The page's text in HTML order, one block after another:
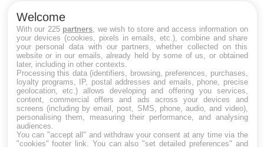
Maladie de Charcot (Sclérose latérale
amyotrophique)
Welcome
With our 225 partners , we wish to store and access information on
your devices (cookies, pixels in emails, etc.), combine and share
your personal data with our partners, whether collected on this
website or in our emails, already held by some of us, or obtained
later, including in other contexts.
Processing this data (identifiers, browsing, preferences, purchases,
loyalty programs, IP, postal addresses and emails, phone, precise
geolocation, etc.) allows developing and offering you services,
content, commercial offers and ads across your devices and
screens (including by email, post, SMS, phone, audio, and video),
personalising them, measuring their performance, and analysing
audiences.
You can "accept all" and withdraw your consent at any time via the
"cookies" footer link . You can also "set detailed preferences" and